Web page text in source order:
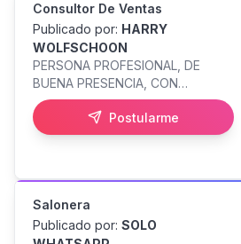
Consultor De Ventas
Publicado por: HARRY
WOLFSCHOON
PERSONA PROFESIONAL, DE
BUENA PRESENCIA, CON
CONOCIMIENTOS DE IDIOMA
INGLES, EXPERIENCIA EN VENTAS,
CON INICIATIVA, BUENA
SALARIO BASE MAS COMISIONES
POR DESEMPEÑO EN VENTAS,
Postularme
Salonera
Publicado por: SOLO